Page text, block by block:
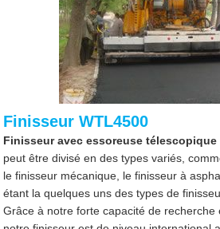
Finisseur WTL4500
Finisseur avec essoreuse
peut être divisé en des types variés,
le finisseur mécanique, le finisseur à
étant la quelques uns des types de
Grâce à notre forte capacité de recherche